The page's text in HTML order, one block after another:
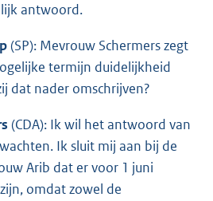
antwoord.
(SP): Mevrouw Schermers zegt
termijn duidelijkheid
dat nader omschrijven?
(CDA): Ik wil het antwoord van
Ik sluit mij aan bij de
Arib dat er voor 1 juni
omdat zowel de